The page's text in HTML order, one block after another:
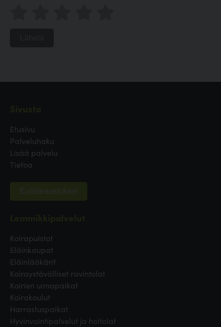
Etusivu
Palveluhaku
Lisää palvelu
Tietoa
Evästeasetukset
Koirapuistot
Eläinkaupat
Eläinlääkärit
Koiraystävälliset ravintolat
Koirien uimapaikat
Koirakoulut
Harrastuspaikat
Hyvinvointipalvelut ja hoitolat